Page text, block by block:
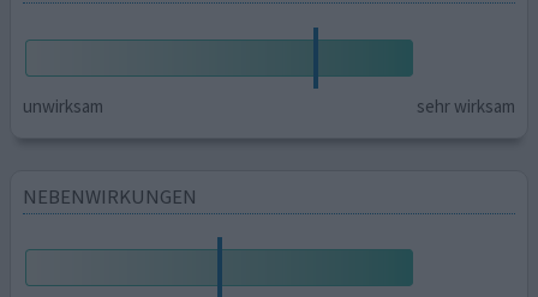
unwirksam sehr wirksam
NEBENWIRKUNGEN